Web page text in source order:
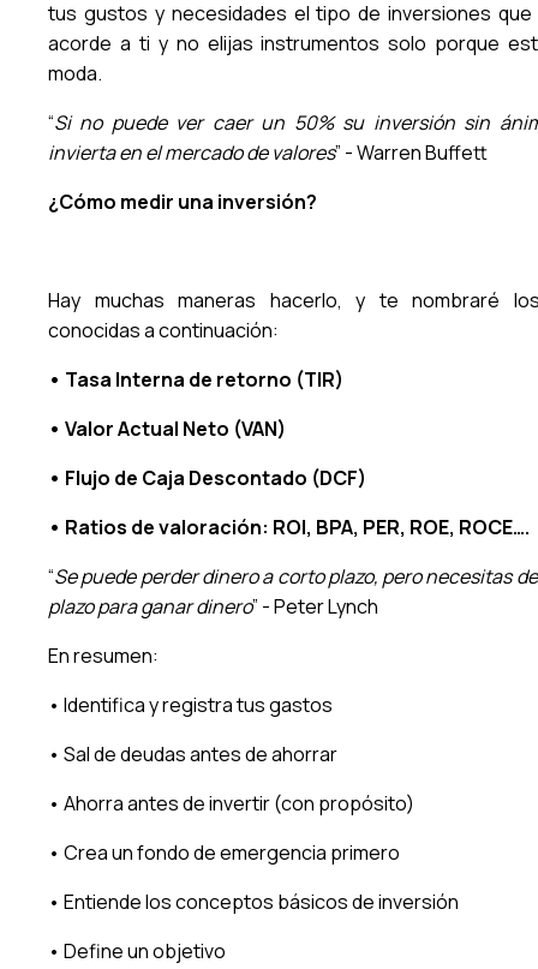
tus gustos y necesidades el tipo de inversiones que
acorde a ti y no elijas instrumentos solo porque
moda.
“Si no puede ver caer un 50% su inversión sin
invierta en el mercado de valores” - Warren Buffett
¿Cómo medir una inversión?
Hay muchas maneras hacerlo, y te nombraré
conocidas a continuación:
• Tasa Interna de retorno (TIR)
• Valor Actual Neto (VAN)
• Flujo de Caja Descontado (DCF)
• Ratios de valoración: ROI, BPA, PER, ROE, ROCE….
“Se puede perder dinero a corto plazo, pero necesitas
plazo para ganar dinero” - Peter Lynch
En resumen:
• Identifica y registra tus gastos
• Sal de deudas antes de ahorrar
• Ahorra antes de invertir (con propósito)
• Crea un fondo de emergencia primero
• Entiende los conceptos básicos de inversión
• Define un objetivo